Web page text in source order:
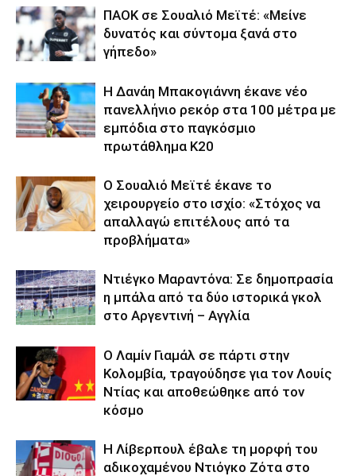
ΠΑΟΚ σε Σουαλιό Μεϊτέ: «Μείνε
δυνατός και σύντομα ξανά στο
γήπεδο»
Η Δανάη Μπακογιάννη έκανε νέο
πανελλήνιο ρεκόρ στα 100 μέτρα με
εμπόδια στο παγκόσμιο
πρωτάθλημα Κ20
Ο Σουαλιό Μεϊτέ έκανε το
χειρουργείο στο ισχίο: «Στόχος να
απαλλαγώ επιτέλους από τα
προβλήματα»
Ντιέγκο Μαραντόνα: Σε δημοπρασία
η μπάλα από τα δύο ιστορικά γκολ
στο Αργεντινή – Αγγλία
Ο Λαμίν Γιαμάλ σε πάρτι στην
Κολομβία, τραγούδησε για τον Λουίς
Ντίας και αποθεώθηκε από τον
κόσμο
Η Λίβερπουλ έβαλε τη μορφή του
αδικοχαμένου Ντιόγκο Ζότα στο